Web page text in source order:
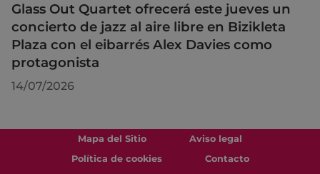
Glass Out Quartet ofrecerá este jueves un
concierto de jazz al aire libre en Bizikleta
Plaza con el eibarrés Alex Davies como
protagonista
14/07/2026
Mapa del Sitio
Aviso legal
Política de cookies
Contacto